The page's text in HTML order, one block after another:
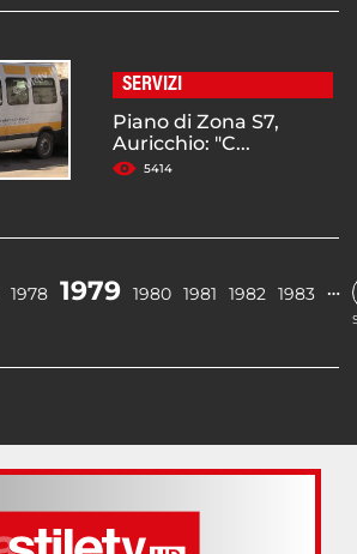
SERVIZI
Piano di Zona S7,
Auricchio: "C...
5414
1978 1979 1980 1981 1982 1983 …